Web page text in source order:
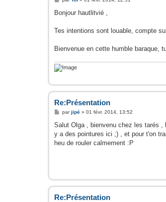
s
g
Bonjour hautlitvié ,
Tes intentions sont louable, compte
Bienvenue en cette humble baraque,
Re:Présentation
M
s
a
g
parjipé» 01 févr. 2014, 13:52
Salut Olga , bienvenu chez les tarés
y a des pointures ici ;) , et pour t'on
heu de rouler calmement :P
Re:Présentation